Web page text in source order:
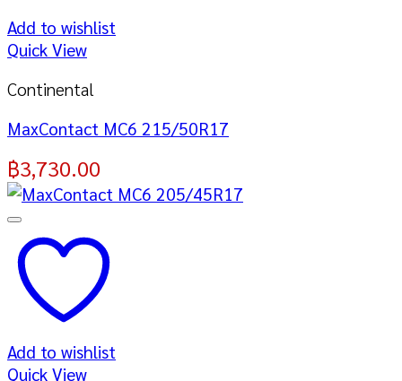
Add to wishlist
Quick View
Continental
MaxContact MC6 215/50R17
฿3,730.00
Add to wishlist
Quick View